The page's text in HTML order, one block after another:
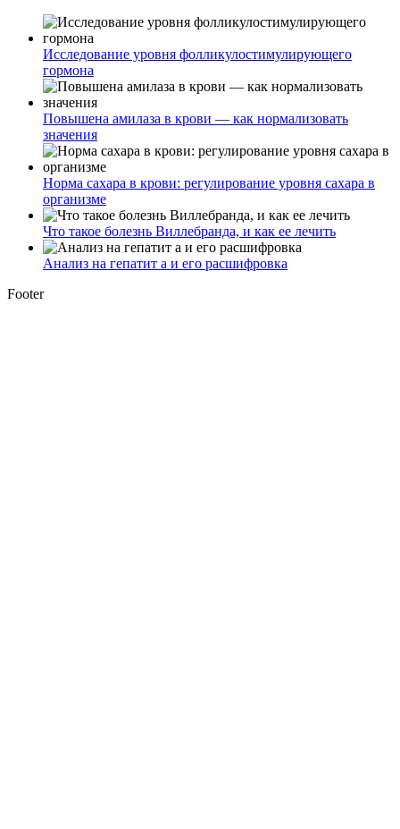
Исследование уровня фолликулостимулирующего
гормона
Повышена амилаза в крови — как нормализовать
значения
Норма сахара в крови: регулирование уровня сахара в
организме
Что такое болезнь Виллебранда, и как ее лечить
Анализ на гепатит а и его расшифровка
Footer